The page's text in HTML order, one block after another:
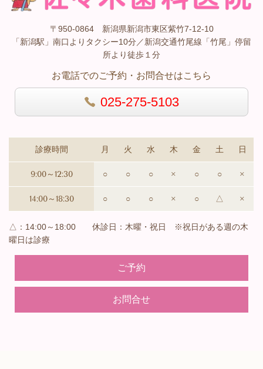
〒950-0864 新潟県新潟市東区紫竹7-12-10
「新潟駅」南口よりタクシー10分／新潟交通竹尾線「竹尾」停留
所より徒歩１分
お電話でのご予約・お問合せはこちら
025-275-5103
診療時間 月 火 水 木 金 土 日
9:00～12:30 ○ ○ ○ × ○ ○ ×
14:00～18:30 ○ ○ ○ × ○ △ ×
△：14:00～18:00 休診日：木曜・祝日 ※祝日がある週の木
曜日は診療
ご予約
お問合せ